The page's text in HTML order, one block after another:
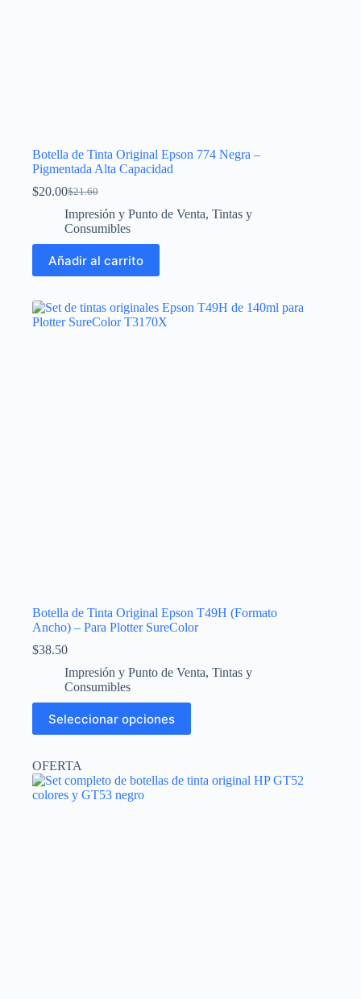
Botella de Tinta Original Epson 774 Negra –
Pigmentada Alta Capacidad
$21.60
El
precio
original
era:
$21.60.
$20.00El
precio
actual
es:
$20.00.
Impresión y Punto de Venta, Tintas y
Consumibles
Añadir al carrito
Botella de Tinta Original Epson T49H (Formato
Ancho) – Para Plotter SureColor
$38.50
Impresión y Punto de Venta, Tintas y
Consumibles
Seleccionar opciones
Este
producto
tiene
variantes.
Las
opciones
OFERTA